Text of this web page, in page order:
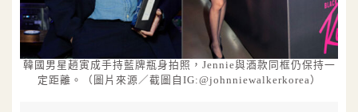
韓國男星趙寅成手持藍牌瓶身拍照，Jennie與酒款同框仍保持一
定距離。（圖片來源／截圖自IG:@johnniewalkerkorea）